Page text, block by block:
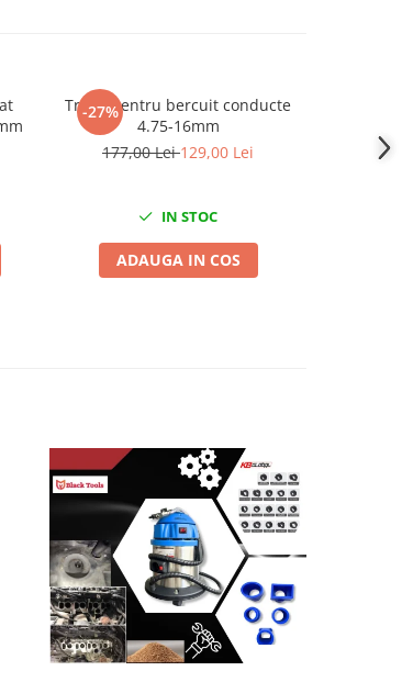
-27%
Trusa pentru bercuit conducte
4.75-16mm
177,00 Lei129,00 Lei
IN STOC
ADAUGA IN COS